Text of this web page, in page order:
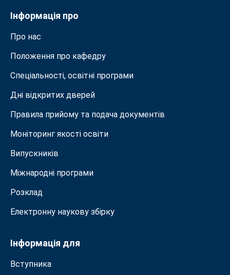
Інформація про
Про нас
Положення про кафедру
Спеціальності, освітні програми
Дні відкритих дверей
Правила прийому та подача документiв
Моніторинг якості освіти
Випускників
Міжнародні програми
Розклад
Електронну наукову збірку
Інформація для
Вступника